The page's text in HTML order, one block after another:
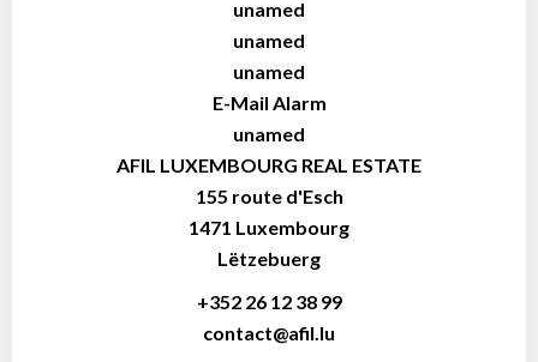
unamed
unamed
unamed
E-Mail Alarm
unamed
AFIL LUXEMBOURG REAL ESTATE
155 route d'Esch
1471 Luxembourg
Lëtzebuerg
+352 26 12 38 99
contact@afil.lu